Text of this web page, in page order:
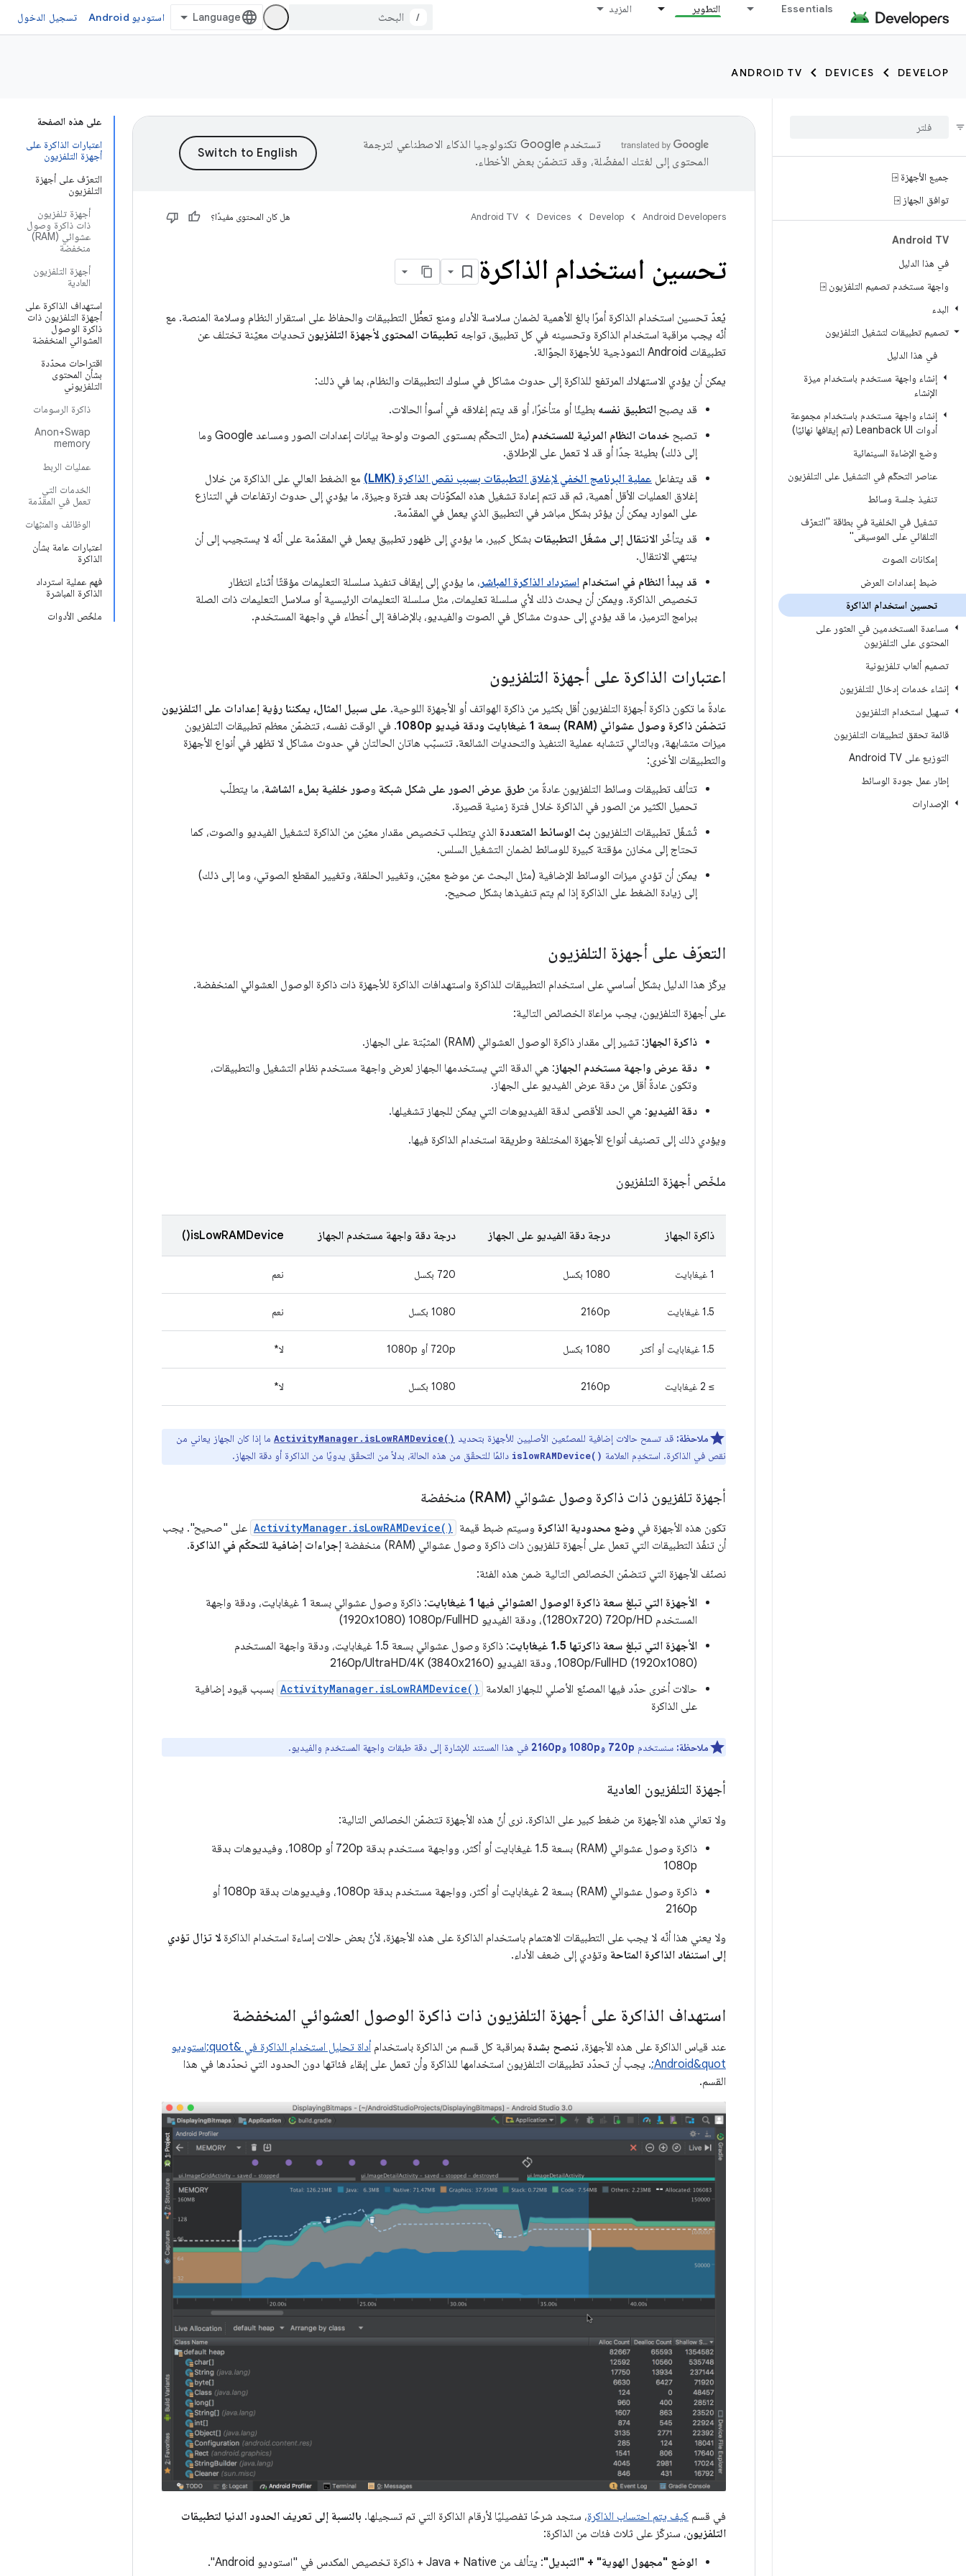
Essentials التطوير المزيد
/ استوديو Android تسجيل الدخول
DEVELOP
DEVICES
ANDROID TV
جميع الأجهزة ⍈
توافق الجهاز ⍈
Android TV
في هذا الدليل
واجهة مستخدم تصميم التلفزيون ⍈
البدء
تصميم تطبيقات لتشغيل التلفزيون
في هذا الدليل
إنشاء واجهة مستخدم باستخدام ميزة
الإنشاء
إنشاء واجهة مستخدم باستخدام مجموعة
أدوات Leanback UI (تم إيقافها نهائيًا)
وضع الإضاءة السينمائية
عناصر التحكّم في التشغيل على التلفزيون
تنفيذ جلسة وسائط
تشغيل في الخلفية في بطاقة "التعرّف
التلقائي على الموسيقى"
إمكانات الصوت
ضبط إعدادات العرض
تحسين استخدام الذاكرة
مساعدة المستخدمين في العثور على
المحتوى على التلفزيون
تصميم ألعاب تلفزيونية
إنشاء خدمات إدخال للتلفزيون
تسهيل استخدام التلفزيون
قائمة تحقق لتطبيقات التلفزيون
التوزيع على Android TV
إطار عمل جودة الوسائط
الإصدارات
على هذه الصفحة
اعتبارات الذاكرة على
أجهزة التلفزيون
التعرّف على أجهزة
التلفزيون
أجهزة تلفزيون
ذات ذاكرة وصول
عشوائي (RAM)
منخفضة
أجهزة التلفزيون
العادية
استهداف الذاكرة على
أجهزة التلفزيون ذات
ذاكرة الوصول
العشوائي المنخفضة
اقتراحات محدّدة
بشأن المحتوى
التلفزيوني
ذاكرة الرسومات
Anon+Swap
memory
عمليات الربط
الخدمات التي
تعمل في المقدّمة
الوظائف والمنبّهات
اعتبارات عامة بشأن
الذاكرة
فهم عملية استرداد
الذاكرة المباشرة
ملخّص الأدوات
تستخدم Google تكنولوجيا الذكاء الاصطناعي لترجمة
المحتوى إلى لغتك المفضّلة، وقد تتضمّن بعض الأخطاء.
Android Developers
Develop
Devices
Android TV هل كان المحتوى مفيدًا؟
تحسين استخدام الذاكرة
يُعدّ تحسين استخدام الذاكرة أمرًا بالغ الأهمية لضمان سلاسة الأداء ومنع تعطُّل التطبيقات والحفاظ على استقرار النظام وسلامة المنصة. مع
أنّه يجب مراقبة استخدام الذاكرة وتحسينه في كل تطبيق، تواجه تطبيقات المحتوى لأجهزة التلفزيون تحديات معيّنة تختلف عن
تطبيقات Android النموذجية للأجهزة الجوّالة.
يمكن أن يؤدي الاستهلاك المرتفع للذاكرة إلى حدوث مشاكل في سلوك التطبيقات والنظام، بما في ذلك:
قد يصبح التطبيق نفسه بطيئًا أو متأخرًا، أو قد يتم إغلاقه في أسوأ الحالات.
تصبح خدمات النظام المرئية للمستخدم
(مثل التحكّم بمستوى الصوت ولوحة بيانات إعدادات الصور ومساعد Google وما
إلى ذلك) بطيئة جدًا أو قد لا تعمل على الإطلاق.
قد يتفاعل عملية البرنامج الخفي لإغلاق التطبيقات بسبب نقص الذاكرة (LMK)
مع الضغط العالي على الذاكرة من خلال
إغلاق العمليات الأقل أهمية، ثم قد تتم إعادة تشغيل هذه المكوّنات بعد فترة وجيزة، ما يؤدي إلى حدوث ارتفاعات في التنازع
على الموارد يمكن أن يؤثر بشكل مباشر في التطبيق الذي يعمل في المقدّمة.
قد يتأخّر الانتقال إلى مشغّل التطبيقات بشكل كبير، ما يؤدي إلى ظهور تطبيق يعمل في المقدّمة على أنّه لا يستجيب إلى أن
ينتهي الانتقال.
قد يبدأ النظام في استخدام استرداد الذاكرة المباشر ، ما يؤدي إلى إيقاف تنفيذ سلسلة التعليمات مؤقتًا أثناء انتظار
تخصيص الذاكرة. ويمكن أن يحدث ذلك لأي سلسلة تعليمات، مثل سلسلة التعليمات الرئيسية أو سلاسل التعليمات ذات الصلة
ببرامج الترميز، ما قد يؤدي إلى حدوث مشاكل في الصوت والفيديو، بالإضافة إلى أخطاء في واجهة المستخدم.
اعتبارات الذاكرة على أجهزة التلفزيون
عادةً ما تكون ذاكرة أجهزة التلفزيون أقل بكثير من ذاكرة الهواتف أو الأجهزة اللوحية. على سبيل المثال، يمكننا رؤية إعدادات على التلفزيون
تتضمّن ذاكرة وصول عشوائي (RAM) بسعة 1 غيغابايت ودقة فيديو 1080p
. في الوقت نفسه، تتضمّن معظم تطبيقات التلفزيون
ميزات متشابهة، وبالتالي تتشابه عملية التنفيذ والتحديات الشائعة. تتسبّب هاتان الحالتان في حدوث مشاكل لا تظهر في أنواع الأجهزة
والتطبيقات الأخرى:
تتألف تطبيقات وسائط التلفزيون عادةً من طرق عرض الصور على شكل شبكة وصور خلفية بملء الشاشة، ما يتطلّب
تحميل الكثير من الصور في الذاكرة خلال فترة زمنية قصيرة.
تُشغّل تطبيقات التلفزيون بث الوسائط المتعددة الذي يتطلب تخصيص مقدار معيّن من الذاكرة لتشغيل الفيديو والصوت، كما
تحتاج إلى مخازن مؤقتة كبيرة للوسائط لضمان التشغيل السلس.
يمكن أن تؤدي ميزات الوسائط الإضافية (مثل البحث عن موضع معيّن، وتغيير الحلقة، وتغيير المقطع الصوتي، وما إلى ذلك)
إلى زيادة الضغط على الذاكرة إذا لم يتم تنفيذها بشكل صحيح.
التعرّف على أجهزة التلفزيون
يركّز هذا الدليل بشكل أساسي على استخدام التطبيقات للذاكرة واستهدافات الذاكرة للأجهزة ذات ذاكرة الوصول العشوائي المنخفضة.
على أجهزة التلفزيون، يجب مراعاة الخصائص التالية:
ذاكرة الجهاز: تشير إلى مقدار ذاكرة الوصول العشوائي (RAM) المثبّتة على الجهاز.
دقة عرض واجهة مستخدم الجهاز: هي الدقة التي يستخدمها الجهاز لعرض واجهة مستخدم نظام التشغيل والتطبيقات،
وتكون عادةً أقل من دقة عرض الفيديو على الجهاز.
دقة الفيديو: هي الحد الأقصى لدقة الفيديوهات التي يمكن للجهاز تشغيلها.
ويؤدي ذلك إلى تصنيف أنواع الأجهزة المختلفة وطريقة استخدام الذاكرة فيها.
ملخّص أجهزة التلفزيون
ذاكرة الجهاز درجة دقة الفيديو على الجهاز درجة دقة واجهة مستخدم الجهاز isLowRAMDevice()
1 غيغابايت 1080 بكسل 720 بكسل نعم
‫1.5 غيغابايت 2160p 1080 بكسل نعم
‫1.5 غيغابايت أو أكثر 1080 بكسل ‫720p أو 1080p لا*
‫≥ 2 غيغابايت 2160p 1080 بكسل لا*
ملاحظة: قد تسمح حالات إضافية للمصنّعين الأصليين للأجهزة بتحديد ActivityManager.isLowRAMDevice() ما إذا كان الجهاز يعاني من
نقص في الذاكرة. استخدِم العلامة islowRAMDevice() دائمًا للتحقّق من هذه الحالة، بدلاً من التحقّق يدويًا من الذاكرة أو دقة الجهاز.
أجهزة تلفزيون ذات ذاكرة وصول عشوائي (RAM) منخفضة
تكون هذه الأجهزة في وضع محدودية الذاكرة وسيتم ضبط قيمة ActivityManager.isLowRAMDevice() على "صحيح". يجب
أن تنفّذ التطبيقات التي تعمل على أجهزة تلفزيون ذات ذاكرة وصول عشوائي (RAM) منخفضة
إجراءات إضافية للتحكّم في الذاكرة.
نصنّف الأجهزة التي تتضمّن الخصائص التالية ضمن هذه الفئة:
الأجهزة التي تبلغ سعة ذاكرة الوصول العشوائي فيها 1 غيغابايت
: ذاكرة وصول عشوائي بسعة 1 غيغابايت، ودقة واجهة
المستخدم 720p/HD‏ (1280x720)، ودقة الفيديو 1080p/FullHD‏ (1920x1080)
الأجهزة التي تبلغ سعة ذاكرتها 1.5 غيغابايت
: ذاكرة وصول عشوائي بسعة 1.5 غيغابايت، ودقة واجهة المستخدم
1080p/FullHD (1920x1080)، ودقة الفيديو 2160p/UltraHD/4K (3840x2160)
حالات أخرى حدّد فيها المصنّع الأصلي للجهاز العلامة
ActivityManager.isLowRAMDevice() بسبب قيود إضافية
على الذاكرة
ملاحظة: سنستخدم 720p و1080p و2160p في هذا المستند للإشارة إلى دقة طبقات واجهة المستخدم والفيديو.
أجهزة التلفزيون العادية
ولا تعاني هذه الأجهزة من ضغط كبير على الذاكرة. نرى أنّ هذه الأجهزة تتضمّن الخصائص التالية:
ذاكرة وصول عشوائي (RAM) بسعة 1.5 غيغابايت أو أكثر، وواجهة مستخدم بدقة 720p أو 1080p، وفيديوهات بدقة
1080p
ذاكرة وصول عشوائي (RAM) بسعة 2 غيغابايت أو أكثر، وواجهة مستخدم بدقة 1080p، وفيديوهات بدقة 1080p أو
2160p
ولا يعني هذا أنّه لا يجب على التطبيقات الاهتمام باستخدام الذاكرة على هذه الأجهزة، لأنّ بعض حالات إساءة استخدام الذاكرةلا تزال تؤدي
إلى استنفاد الذاكرة المتاحة وتؤدي إلى ضعف الأداء.
استهداف الذاكرة على أجهزة التلفزيون ذات ذاكرة الوصول العشوائي المنخفضة
عند قياس الذاكرة على هذه الأجهزة، ننصح بشدة بمراقبة كل قسم من الذاكرة باستخدام
أداة تحليل استخدام الذاكرة في &quot;استوديو
Android&quot; . يجب أن تحدّد تطبيقات التلفزيون استخدامها للذاكرة وأن تعمل على إبقاء فئاتها دون الحدود التي نحدّدها في هذا
القسم.
في قسم كيف يتم احتساب الذاكرة، ستجد شرحًا تفصيليًا لأرقام الذاكرة التي تم تسجيلها. بالنسبة إلى تعريف الحدود الدنيا لتطبيقات
التلفزيون، سنركّز على ثلاث فئات من الذاكرة:
الوضع "مجهول الهوية" + "التبديل": يتألف من Java + Native + ذاكرة تخصيص المكدس في "استوديو Android".